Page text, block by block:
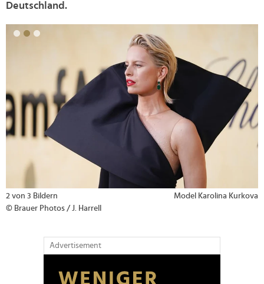
Deutschland.
2 von 3 Bildern
Model Karolina Kurkova
© Brauer Photos / J. Harrell
Advertisement